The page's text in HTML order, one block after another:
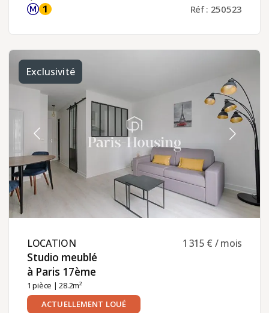
Réf : 250523
Exclusivité
LOCATION ​
Studio meublé
à Paris 17ème ​
1 pièce | 28.2m²
1 315 € / mois
ACTUELLEMENT LOUÉ